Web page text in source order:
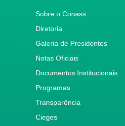
Sobre o Conass
Diretoria
Galeria de Presidentes
Notas Oficiais
Documentos Institucionais
Programas
Transparência
Cieges